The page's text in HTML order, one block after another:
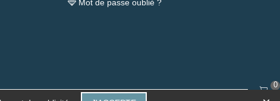
Mot de passe oublié ?
0